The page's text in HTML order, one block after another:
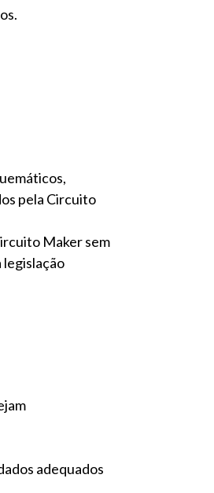
pela Circuito
Maker sem
adequados